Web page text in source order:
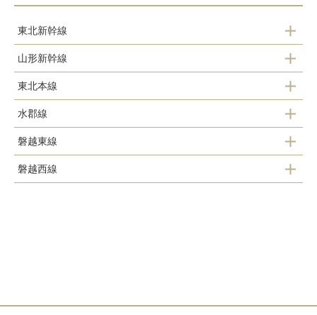
東北新幹線
郡山駅
山形新幹線
郡山駅
東北本線
安積永盛駅
郡山駅
日和田駅
水郡線
谷田川駅
磐城守山駅
磐越東線
舞木駅
磐越西線